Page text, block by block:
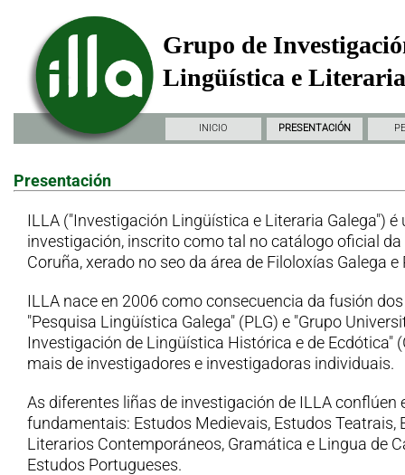
Grupo de
Lingüística e
INICIO PRESENTACIÓN
Presentación
ILLA ("Investigación Lingüística e Literaria Galega") é
investigación, inscrito como tal no catálogo oficial da
Coruña, xerado no seo da área de Filoloxías Galega e
ILLA nace en 2006 como consecuencia da fusión
"Pesquisa Lingüística Galega" (PLG) e "Grupo
Investigación de Lingüística Histórica e de Ecdótica"
mais de investigadores e investigadoras individuais.
As diferentes liñas de investigación de ILLA conflúen
fundamentais: Estudos Medievais, Estudos Teatrais,
Literarios Contemporáneos, Gramática e Lingua de
Estudos Portugueses.